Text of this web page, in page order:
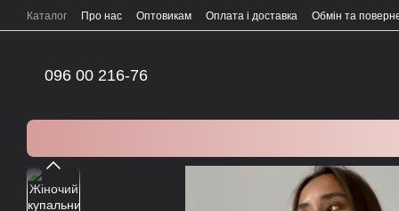
Перейти до основного контенту
Каталог Про нас Оптовикам Оплата і доставка Обмін та
096 00 216-76